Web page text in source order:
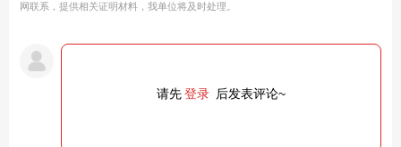
网联系，提供相关证明材料，我单位将及时处理。
请先登录 后发表评论~